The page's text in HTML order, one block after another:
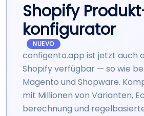
Shopify
konfigurator
NUEVO
configento.app ist jetzt auch
Shopify verfügbar — so wie
Magento und Shopware.
mit Millionen von Varianten,
berechnung und